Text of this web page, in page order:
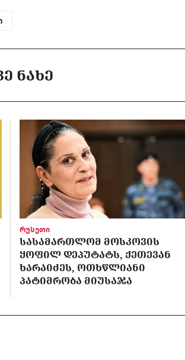
ᲜᲐᲮᲔ
რუსეთი
ᲡᲐᲡᲐᲛᲐᲠᲗᲚᲝᲛ ᲛᲝᲡᲙᲝᲕᲘᲡ
ᲧᲝᲤᲘᲚ ᲓᲔᲞᲣᲢᲐᲢᲡ, ᲥᲔᲗᲔᲕᲐᲜ
ᲮᲐᲠᲐᲘᲫᲔᲡ, ᲝᲗᲮᲬᲚᲘᲐᲜᲘ
ᲞᲐᲢᲘᲛᲠᲝᲑᲐ ᲛᲘᲣᲡᲐᲯᲐ